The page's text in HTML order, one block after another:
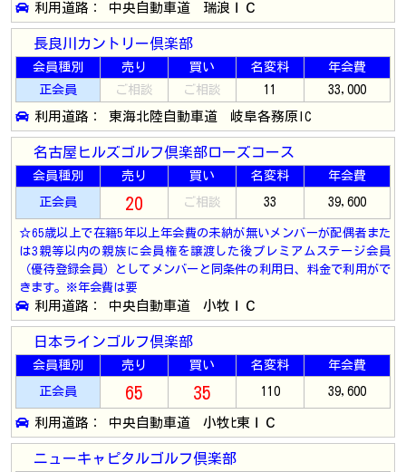
利用道路： 中央自動車道 瑞浪ＩＣ
長良川カントリー倶楽部
会員種別 売り 買い 名変料
年会費
正会員
ご相談 ご相談 11 33,000
利用道路： 東海北陸自動車道 岐阜各務原IC
名古屋ヒルズゴルフ倶楽部ローズコース
会員種別 売り 買い 名変料 年会費
正会員 20 ご相談 33 39,600
☆65歳以上で在籍5年以上年会費の未納が無いメンバーが配偶者また
は3親等以内の親族に会員権を譲渡した後プレミアムステージ会員
（優待登録会員）としてメンバーと同条件の利用日、料金で利用がで
きます。※年会費は要
利用道路： 中央自動車道 小牧ＩＣ
日本ラインゴルフ倶楽部
会員種別 売り 買い 名変料 年会費
正会員 65 35 110 39,600
利用道路： 中央自動車道 小牧ﾋ東ＩＣ
ニューキャピタルゴルフ倶楽部